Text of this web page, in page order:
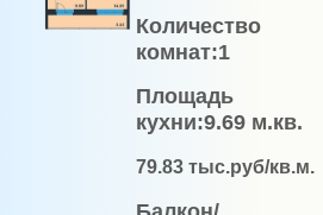
Количество
комнат:1
Площадь
кухни:9.69 м.кв.
79.83 тыс.руб/кв.м.